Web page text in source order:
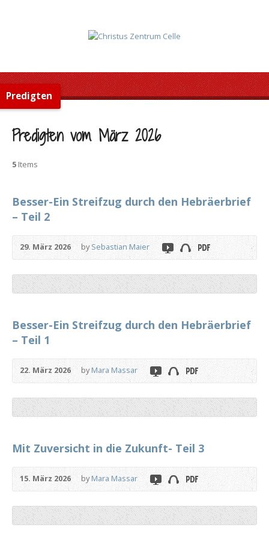
Predigten
Predigten vom März 2026
5 Items
Besser-Ein Streifzug durch den Hebräerbrief
– Teil 2
29. März 2026 bySebastian Maier
Besser-Ein Streifzug durch den Hebräerbrief
– Teil 1
22. März 2026 byMara Massar
Mit Zuversicht in die Zukunft- Teil 3
15. März 2026 byMara Massar